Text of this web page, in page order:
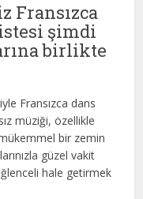
Fransızca
şimdi
birlikte
Fransızca dans
müziği, özellikle
bir zemin
güzel vakit
hale getirmek